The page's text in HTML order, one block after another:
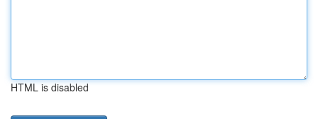
HTML is disabled